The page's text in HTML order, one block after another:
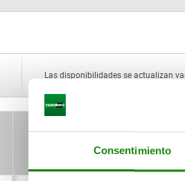
Consentimiento
4
Las disponibilidades se actualizan